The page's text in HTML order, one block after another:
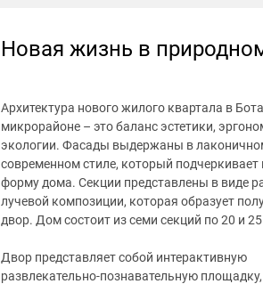
Новая жизнь в
Архитектура нового жилого квартала в
микрорайоне – это баланс эстетики,
экологии. Фасады выдержаны в
современном стиле, который
форму дома. Секции представлены в виде
лучевой композиции, которая образует
двор. Дом состоит из семи секций по 20 и
Двор представляет собой интерактивную
развлекательно-познавательную